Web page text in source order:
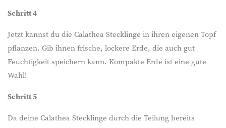
Schritt 4
Jetzt kannst du die Calathea Stecklinge in ihren eigenen Topf
pflanzen. Gib ihnen frische, lockere Erde, die auch gut
Feuchtigkeit speichern kann. Kompakte Erde ist eine gute
Wahl!
Schritt 5
Da deine Calathea Stecklinge durch die Teilung bereits